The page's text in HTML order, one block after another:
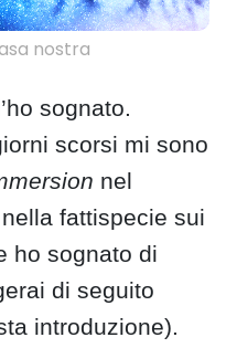
nostra
sognato.
scorsi mi sono
nel
fattispecie sui
ho sognato di
di seguito
introduzione).